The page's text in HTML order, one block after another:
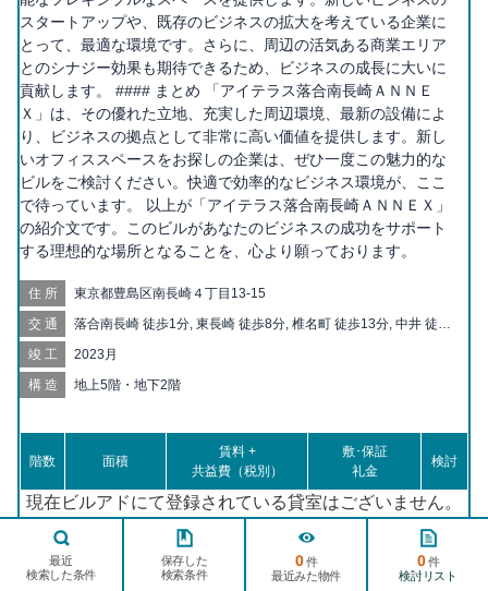
最近
検索した条件
保存した
検索条件
0件
最近みた物件
0件
検討リスト
スタートアップや、既存のビジネスの拡大を考えている企業に
とって、最適な環境です。さらに、周辺の活気ある商業エリア
とのシナジー効果も期待できるため、ビジネスの成長に大いに
貢献します。 #### まとめ 「アイテラス落合南長崎ＡＮＮＥ
Ｘ」は、その優れた立地、充実した周辺環境、最新の設備によ
り、ビジネスの拠点として非常に高い価値を提供します。新し
いオフィススペースをお探しの企業は、ぜひ一度この魅力的な
ビルをご検討ください。快適で効率的なビジネス環境が、ここ
で待っています。 以上が「アイテラス落合南長崎ＡＮＮＥＸ」
の紹介文です。このビルがあなたのビジネスの成功をサポート
する理想的な場所となることを、心より願っております。
住所 東京都豊島区南長崎４丁目13-15
交通
落合南長崎 徒歩1分, 東長崎 徒歩8分, 椎名町 徒歩13分, 中井 徒歩
分, 落合 徒歩20分, 千川 徒歩20分
竣工 2023月
構造 地上5階・地下2階
階数 面積
賃料 +
共益費（税別）
敷･保証
礼金
検討
現在ビルアドにて登録されている貸室はございません。
最新の空室状況などにつきましては、施設運営会社・物
件掲載先 に直接ご連絡いただくか、
ビルアドにお問合せ下されば、確認してご連絡いたしま
ページ
TOPへ